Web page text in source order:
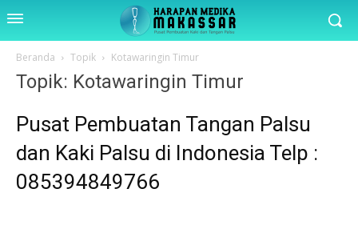
Beranda Topik Kotawaringin Timur
Topik: Kotawaringin Timur
Pusat Pembuatan Tangan Palsu
dan Kaki Palsu di Indonesia Telp :
085394849766